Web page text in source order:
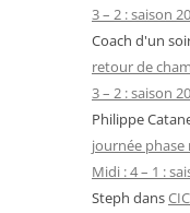
3 – 2 : saison
Coach d'un
retour de
3 – 2 : saison
Philippe
journée
Midi : 4 – 1 :
Steph dans